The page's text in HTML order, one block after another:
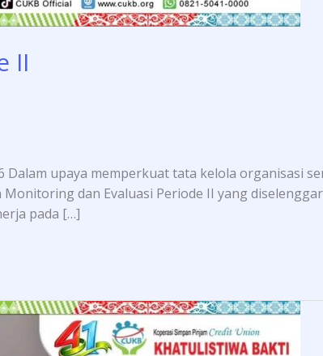
II
Dalam upaya memperkuat tata kelola organisasi
dan Evaluasi Periode II yang
pada […]